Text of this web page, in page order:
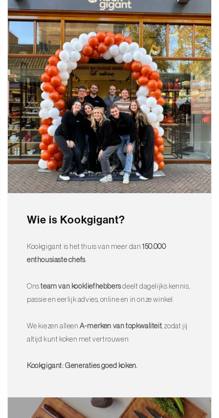
Wie is Kookgigant?
Kookgigant is het thuis van meer dan150.000
enthousiaste chefs.
Onsteam van kookliefhebbersdeelt dagelijks kennis,
passie en eerlijk advies, online en in onze winkel.
We kiezen alleenA-merken van topkwaliteit, zodat jij
altijd kunt koken met vertrouwen.
Kookgigant: Generaties goed koken.